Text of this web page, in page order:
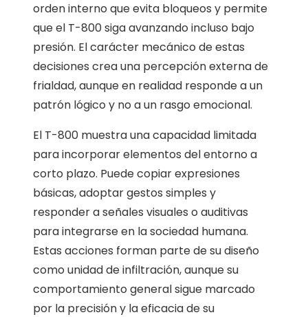
orden interno que evita bloqueos y permite
que el T-800 siga avanzando incluso bajo
presión. El carácter mecánico de estas
decisiones crea una percepción externa de
frialdad, aunque en realidad responde a un
patrón lógico y no a un rasgo emocional.
El T-800 muestra una capacidad limitada
para incorporar elementos del entorno a
corto plazo. Puede copiar expresiones
básicas, adoptar gestos simples y
responder a señales visuales o auditivas
para integrarse en la sociedad humana.
Estas acciones forman parte de su diseño
como unidad de infiltración, aunque su
comportamiento general sigue marcado
por la precisión y la eficacia de su